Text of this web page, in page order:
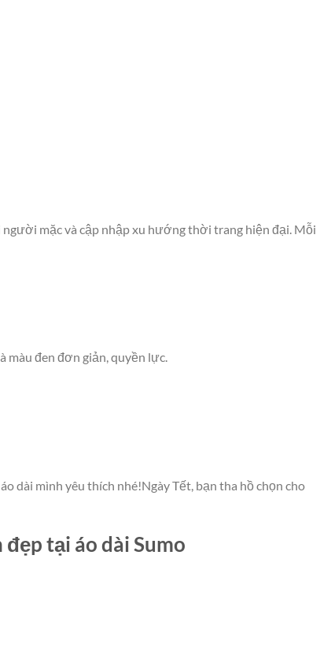
mặc và cập nhập xu hướng thời trang hiện đại. Mỗi
màu đen đơn giản, quyền lực.
dài mình yêu thích nhé!Ngày Tết, bạn tha hồ chọn cho
tại áo dài Sumo